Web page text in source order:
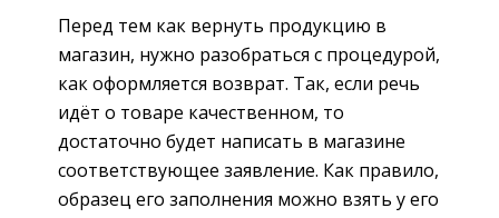
Перед тем как вернуть продукцию в
магазин, нужно разобраться с процедурой,
как оформляется возврат. Так, если речь
идёт о товаре качественном, то
достаточно будет написать в магазине
соответствующее заявление. Как правило,
образец его заполнения можно взять у его